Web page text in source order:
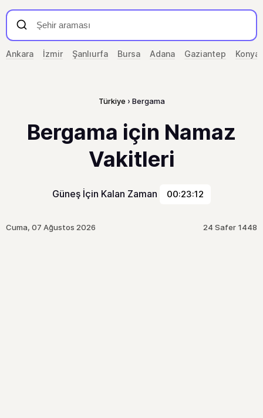
Ankara İzmir Şanlıurfa Bursa Adana Gaziantep Konya
Türkiye Bergama
Bergama için Namaz
Vakitleri
Güneş İçin Kalan Zaman 00:23:12
Cuma, 07 Ağustos 2026 24 Safer 1448